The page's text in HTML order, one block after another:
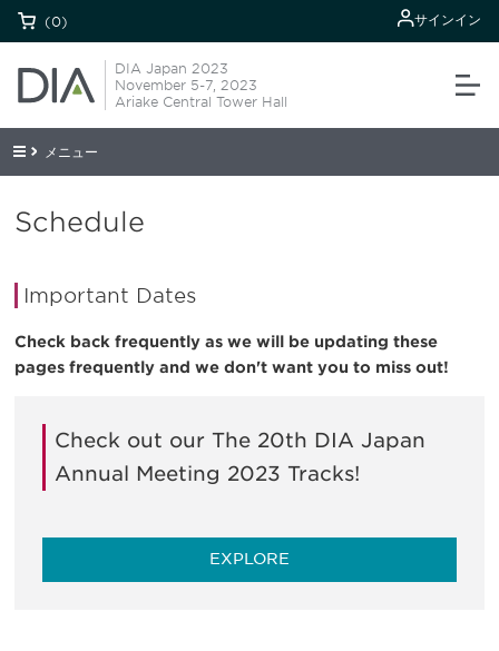
(0) サインイン
DIA Japan 2023
November 5-7, 2023
Ariake Central Tower Hall
メニュー
Schedule
Important Dates
Check back frequently as we will be updating these
pages frequently and we don't want you to miss out!
Check out our The 20th DIA Japan
Annual Meeting 2023 Tracks!
EXPLORE